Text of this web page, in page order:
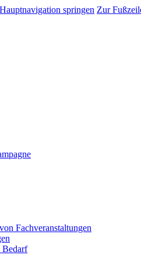
springen Zur
Fachveranstaltungen
Bedarf